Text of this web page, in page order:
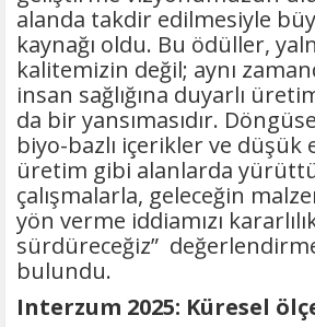
alanda takdir edilmesiyle
kaynağı oldu. Bu ödüller,
kalitemizin değil; aynı
insan sağlığına duyarlı
da bir yansımasıdır.
biyo-bazlı içerikler ve düşük
üretim gibi alanlarda
çalışmalarla, geleceğin
yön verme iddiamızı
sürdüreceğiz”
bulundu.
Interzum 2025: Küresel